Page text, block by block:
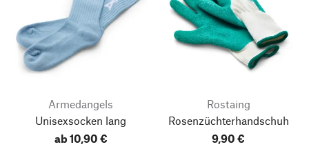
Armedangels
Unisexsocken lang
ab 10,90 €
Rostaing
Rosenzüchterhandschuh
9,90 €